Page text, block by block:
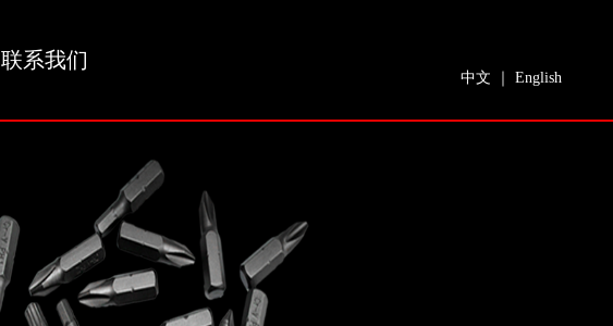
联系我们
中文 English